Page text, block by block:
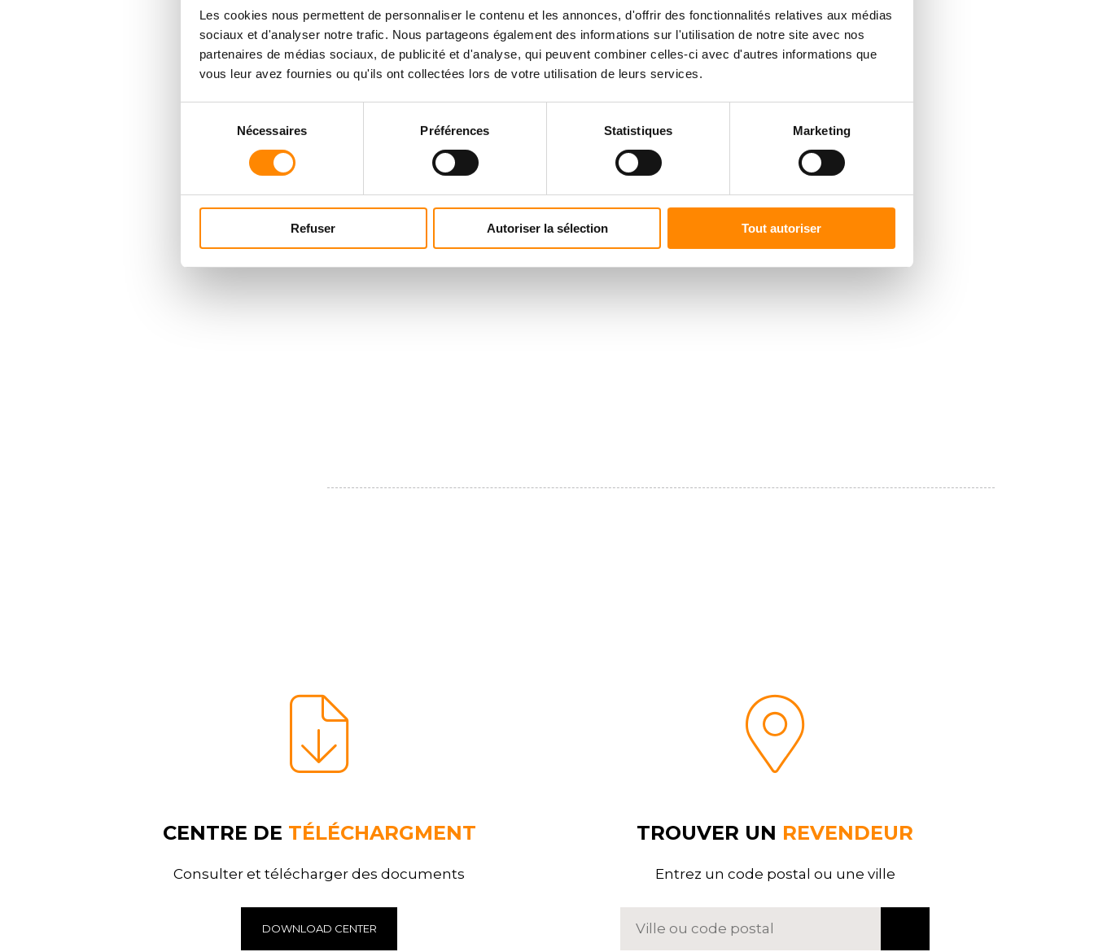
Les cookies nous permettent de personnaliser le contenu et les annonces, d'offrir des fonctionnalités relatives aux médias
sociaux et d'analyser notre trafic. Nous partageons également des informations sur l'utilisation de notre site avec nos
partenaires de médias sociaux, de publicité et d'analyse, qui peuvent combiner celles-ci avec d'autres informations que
vous leur avez fournies ou qu'ils ont collectées lors de votre utilisation de leurs services.
consentement
Nécessaires Préférences Statistiques Marketing
Refuser Autoriser la sélection Tout autoriser
CENTRE DE TÉLÉCHARGMENT
Consulter et télécharger des documents
DOWNLOAD CENTER
TROUVER UN REVENDEUR
Entrez un code postal ou une ville